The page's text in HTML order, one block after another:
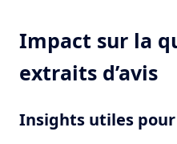
Impact sur la
extraits d’avis
Insights utiles